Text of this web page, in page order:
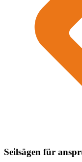
Seilsägen für